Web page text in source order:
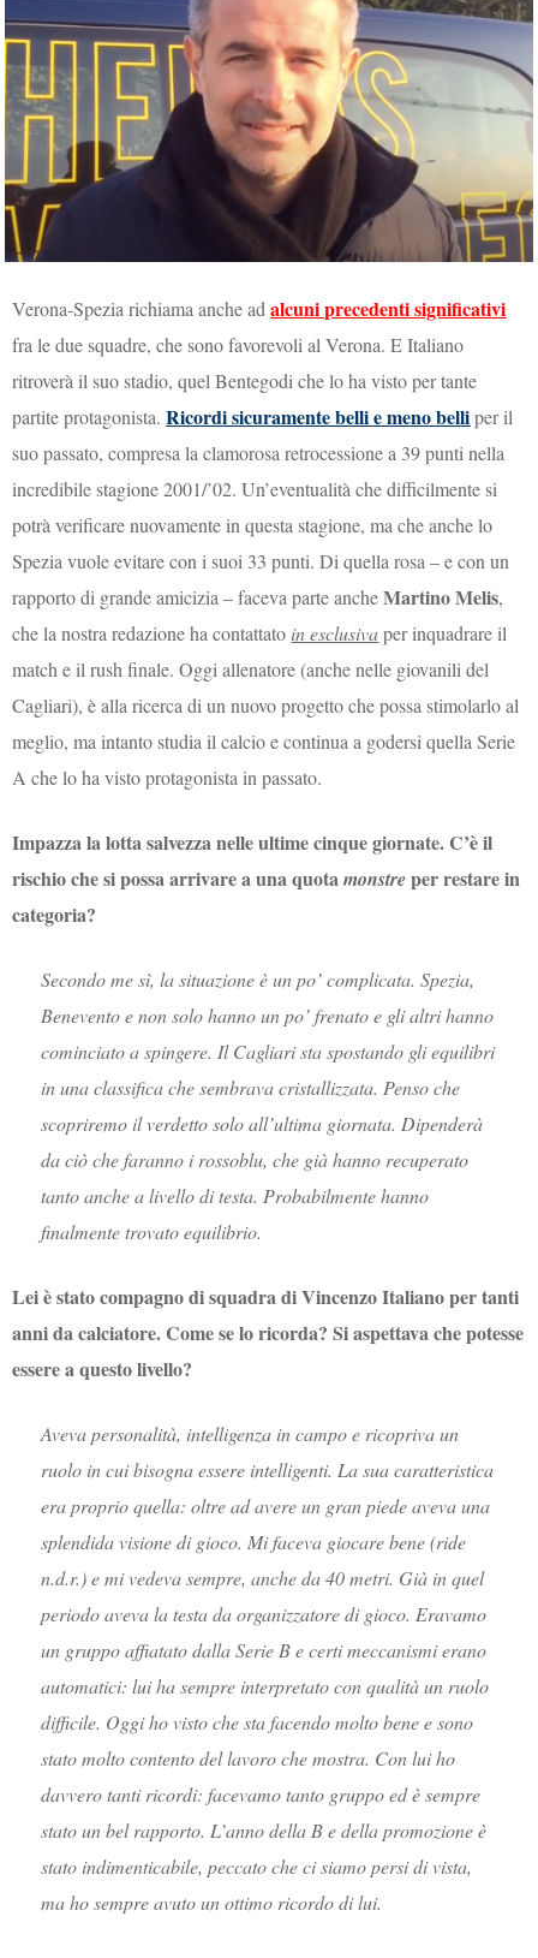
Verona-Spezia richiama anche adalcuni precedenti significativi
fra le due squadre, che sono favorevoli al Verona. E Italiano
ritroverà il suo stadio, quel Bentegodi che lo ha visto per tante
partite protagonista.Ricordi sicuramente belli e meno belliper il
suo passato, compresa la clamorosa retrocessione a 39 punti nella
incredibile stagione 2001/’02. Un’eventualità che difficilmente si
potrà verificare nuovamente in questa stagione, ma che anche lo
Spezia vuole evitare con i suoi 33 punti. Di quella rosa – e con un
rapporto di grande amicizia – faceva parte ancheMartino Melis,
che la nostra redazione ha contattato in esclusivaper inquadrare il
match e il rush finale. Oggi allenatore (anche nelle giovanili del
Cagliari), è alla ricerca di un nuovo progetto che possa stimolarlo al
meglio, ma intanto studia il calcio e continua a godersi quella Serie
A che lo ha visto protagonista in passato.
Impazza la lotta salvezza nelle ultime cinque giornate. C’è il
rischio che si possa arrivare a una quotamonstreper restare in
categoria?
Secondo me sì, la situazione è un po’ complicata. Spezia,
Benevento e non solo hanno un po’ frenato e gli altri hanno
cominciato a spingere. Il Cagliari sta spostando gli equilibri
in una classifica che sembrava cristallizzata. Penso che
scopriremo il verdetto solo all’ultima giornata. Dipenderà
da ciò che faranno i rossoblu, che già hanno recuperato
tanto anche a livello di testa. Probabilmente hanno
finalmente trovato equilibrio.
Lei è stato compagno di squadra di Vincenzo Italiano per tanti
anni da calciatore. Come se lo ricorda? Si aspettava che potesse
essere a questo livello?
Aveva personalità, intelligenza in campo e ricopriva un
ruolo in cui bisogna essere intelligenti. La sua caratteristica
era proprio quella: oltre ad avere un gran piede aveva una
splendida visione di gioco. Mi faceva giocare bene (ride
n.d.r.) e mi vedeva sempre, anche da 40 metri. Già in quel
periodo aveva la testa da organizzatore di gioco. Eravamo
un gruppo affiatato dalla Serie B e certi meccanismi erano
automatici: lui ha sempre interpretato con qualità un ruolo
difficile. Oggi ho visto che sta facendo molto bene e sono
stato molto contento del lavoro che mostra. Con lui ho
davvero tanti ricordi: facevamo tanto gruppo ed è sempre
stato un bel rapporto. L’anno della B e della promozione è
stato indimenticabile, peccato che ci siamo persi di vista,
ma ho sempre avuto un ottimo ricordo di lui.